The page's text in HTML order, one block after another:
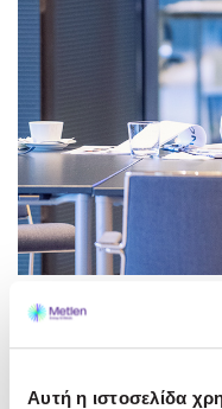
Αυτή η ιστοσελίδα
Οι κύριες